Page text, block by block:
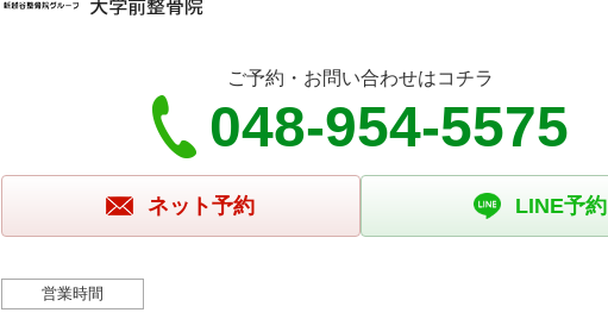
ご予約・お問い合わせはコチラ
048-954-5575
ネット予約 LINE予約
営業時間